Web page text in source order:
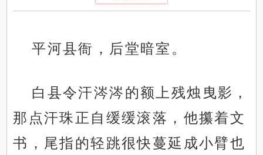
平河县衙，后堂暗室。
白县令汗涔涔的额上残烛曳影，
那点汗珠正自缓缓滚落，他攥着文
书，尾指的轻跳很快蔓延成小臂也